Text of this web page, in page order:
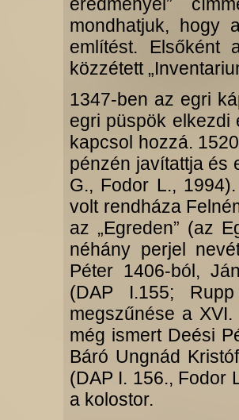
mondhatjuk, hogy
említést. Elsőként
közzétett
1347-ben az egri
egri püspök elkezdi
kapcsol hozzá.
pénzén javítattja és
G., Fodor L.,
volt rendháza
az „Egreden” (az
néhány perjel
Péter 1406-ból,
(DAP I.155;
megszűnése a
még ismert Deési
Báró Ungnád
(DAP I. 156., Fodor
a kolostor.